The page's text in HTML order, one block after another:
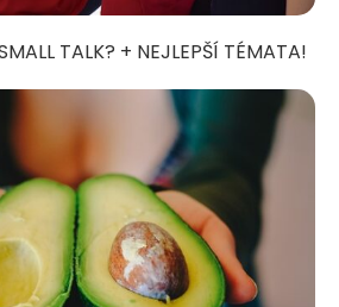
TALK? + NEJLEPŠÍ TÉMATA!